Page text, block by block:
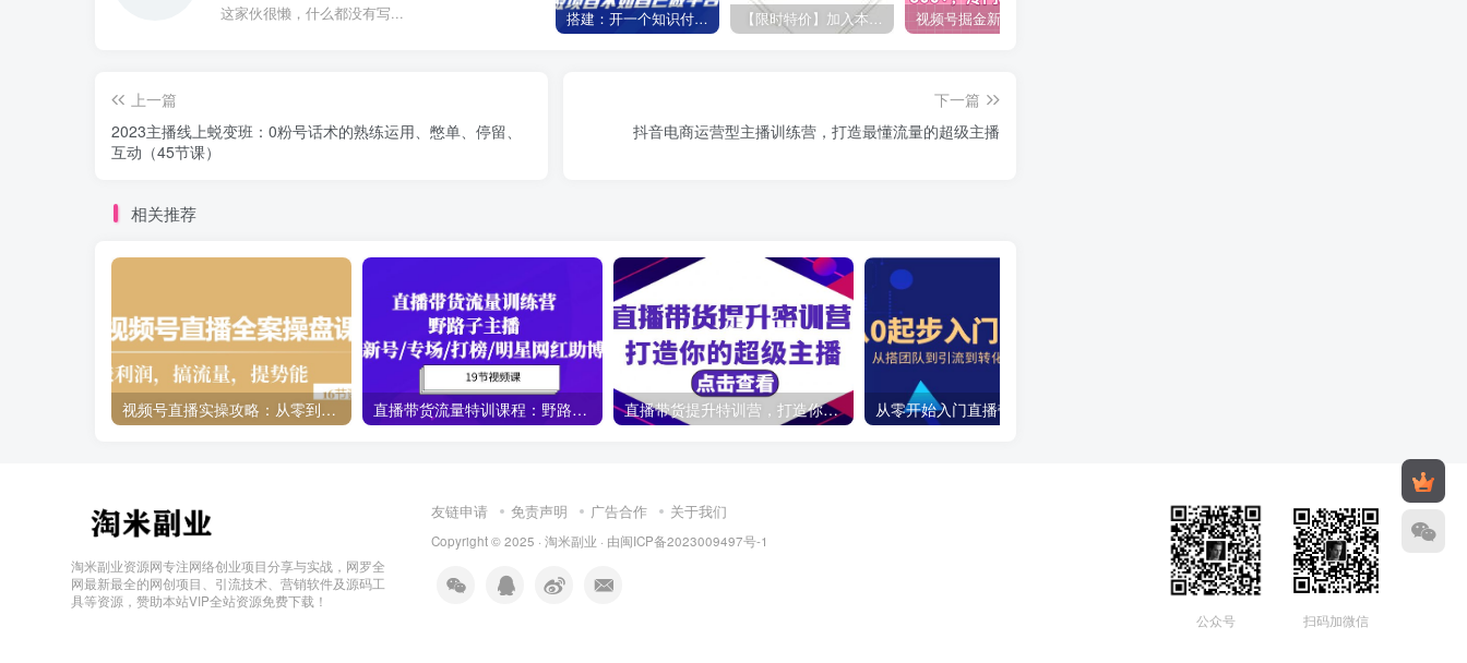
这家伙很懒，什么都没有写... 搭建：开一个知识付费资源网站，24小时全自动赚钱！ 【限时特价】加入本站VIP会员，海量最新各大团队网赚内部教程全免费，每天持续更新！
上一篇
2023主播线上蜕变班：0粉号话术的熟练运用、憋单、停留、
互动（45节课）
下一篇
抖音电商运营型主播训练营，打造最懂流量的超级主播
相关推荐
视频号直播实操攻略：从零到一，打造高利润直播间（16节课） 直播带货流量特训课程：野路子主播(起新号/专场/打榜/明星网红助博)19节课 直播带货提升特训营，打造你的超级主播（3节直播课+配套资料）
淘米副业资源网专注网络创业项目分享与实战，网罗全
网最新最全的网创项目、引流技术、营销软件及源码工
具等资源，赞助本站VIP全站资源免费下载！
友链申请 免责声明 广告合作 关于我们
Copyright © 2025 · 淘米副业 · 由闽ICP备2023009497号-1
公众号 扫码加微信